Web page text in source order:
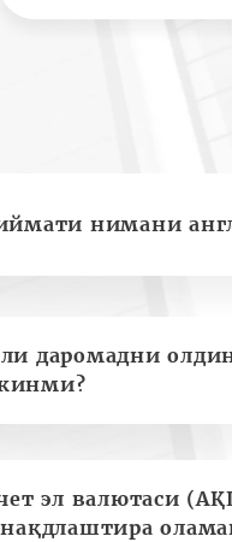
нимани
даромадни
эл валютаси